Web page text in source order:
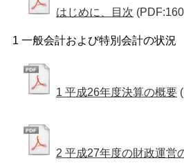
はじめに、目次
1 一般会計および特別会計の状況
1 平成26年度決算の概要
2 平成27年度の財政運営